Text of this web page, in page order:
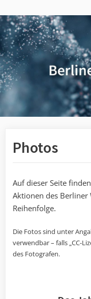
to
content
Photos
Auf dieser Seite
Aktionen des Berliner
Reihenfolge.
Die Fotos sind unter
verwendbar – falls „CC-
des Fotografen.